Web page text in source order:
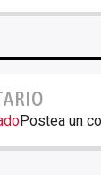
Postea un